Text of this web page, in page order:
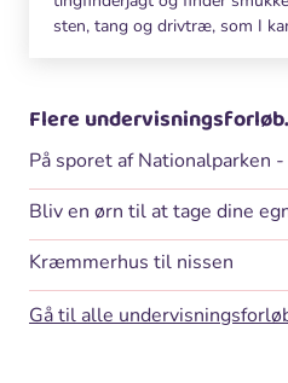
sten, tang og drivtræ, som I
Flere
På sporet af Nationalparken
Bliv en ørn til at tage dine
Kræmmerhus til nissen
Gå til alle